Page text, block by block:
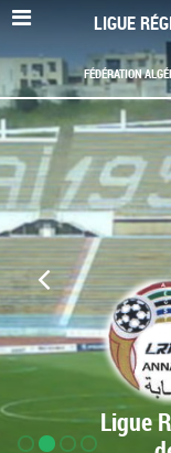
LIGUE
Ligue